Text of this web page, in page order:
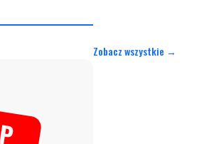
Zobacz wszystkie →